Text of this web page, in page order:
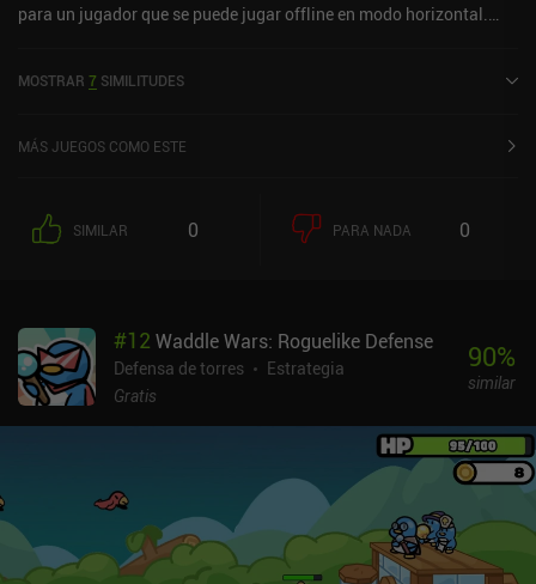
para un jugador que se puede jugar offline en modo horizontal.
MOSTRAR 7 SIMILITUDES
MÁS JUEGOS COMO ESTE
SIMILAR 0 PARA NADA 0
#12 Waddle Wars: Roguelike Defense
Defensa de torres
Estrategia
Gratis
90%
similar